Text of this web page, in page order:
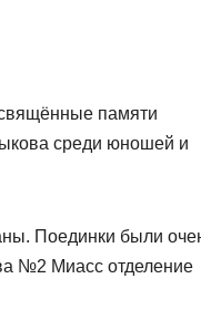
памяти
среди юношей и
Поединки были
№2 Миасс отделение